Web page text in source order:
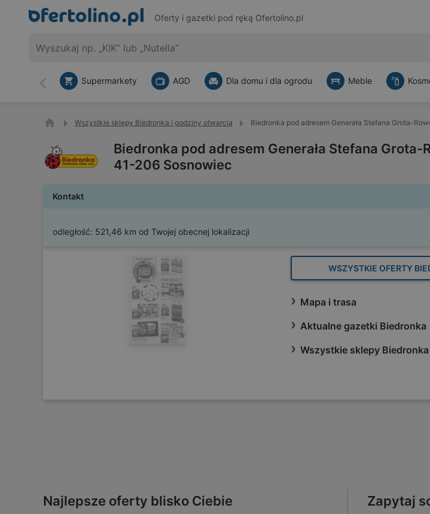
Oferty i gazetki pod ręką Ofertolino.pl
Wstecz
Supermarkety AGD Dla domu i dla ogrodu Meble
Wszystkie sklepy Biedronka i godziny otwarcia Biedronka pod adresem Generała Stefana Grota-
Biedronka pod adresem Generała Stefana Grota-
41-206 Sosnowiec
Kontakt
odległość: 521,46 km od Twojej obecnej lokalizacji
WSZYSTKIE OFERTY
Mapa i trasa
Aktualne gazetki Biedronka
Wszystkie sklepy Biedronka
Najlepsze oferty blisko Ciebie Zapytaj